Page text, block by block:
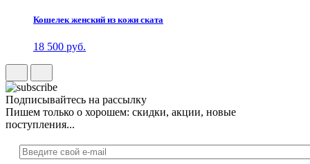
Кошелек женский из кожи ската
18 500 руб.
Подписывайтесь на рассылку
Пишем только о хорошем: скидки, акции, новые
поступления...